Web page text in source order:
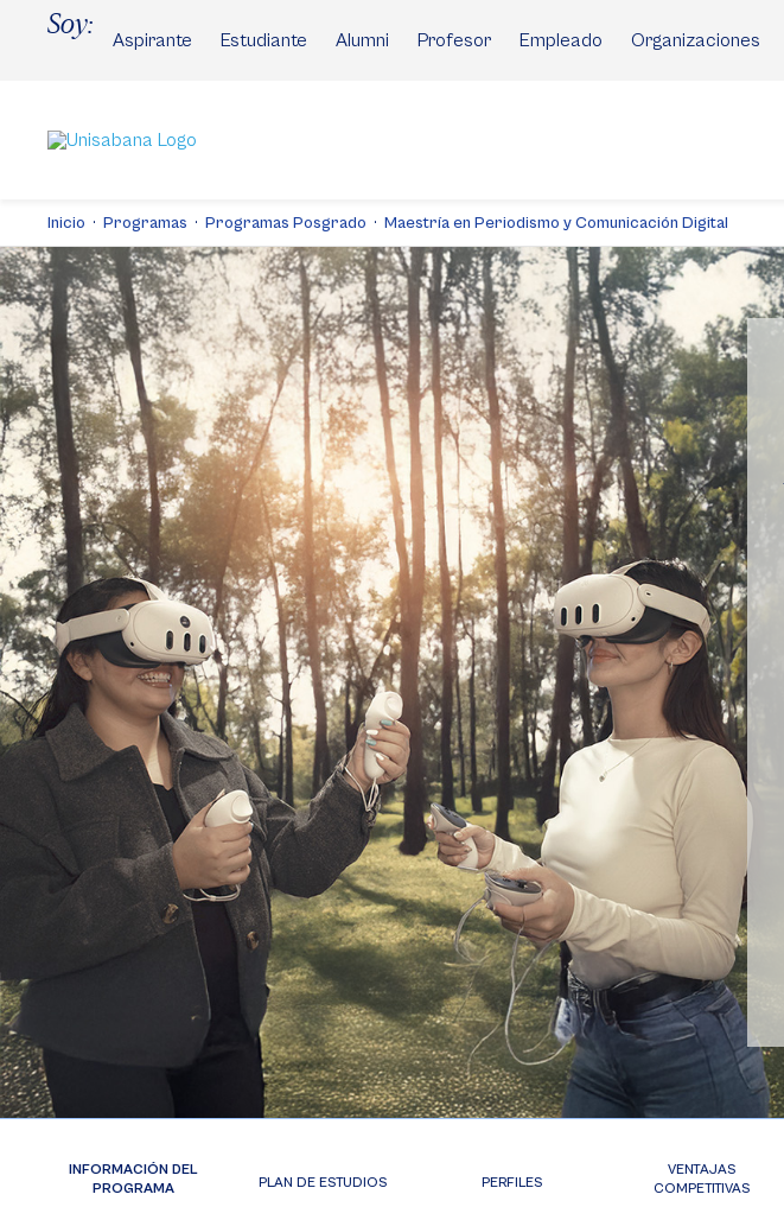
Soy:
Aspirante Estudiante Alumni Profesor Empleado Organizaciones
Inicio Programas Programas Posgrado Maestría en Periodismo y Comunicación Digital
INFORMACIÓN DEL
PROGRAMA
PLAN DE ESTUDIOS PERFILES
VENTAJAS
COMPETITIVAS